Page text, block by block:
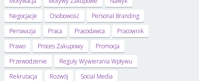
Negocjacje
Osobowość
Personal Branding
Perswazja
Praca Pracodawca
Pracownik
Prawo
Proces Zakupowy
Promocja
Przewodzenie
Reguły Wywierania Wpływu
Rekrutacja
Rozwój
Social Media